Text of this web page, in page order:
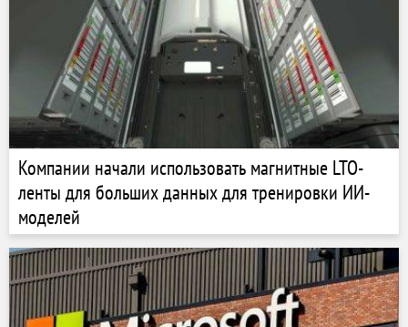
Компании начали использовать магнитные LTO-
ленты для больших данных для тренировки ИИ-
моделей